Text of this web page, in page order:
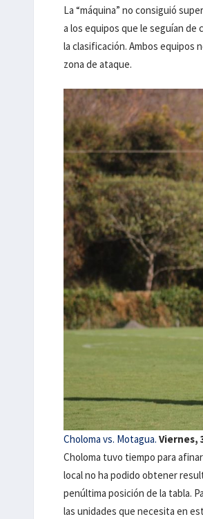
La “máquina” no consiguió
a los equipos que le seguían de
la clasificación. Ambos equipos
zona de ataque.
Choloma vs. Motagua. Viernes,
Choloma tuvo tiempo para
local no ha podido obtener
penúltima posición de la tabla.
las unidades que necesita en